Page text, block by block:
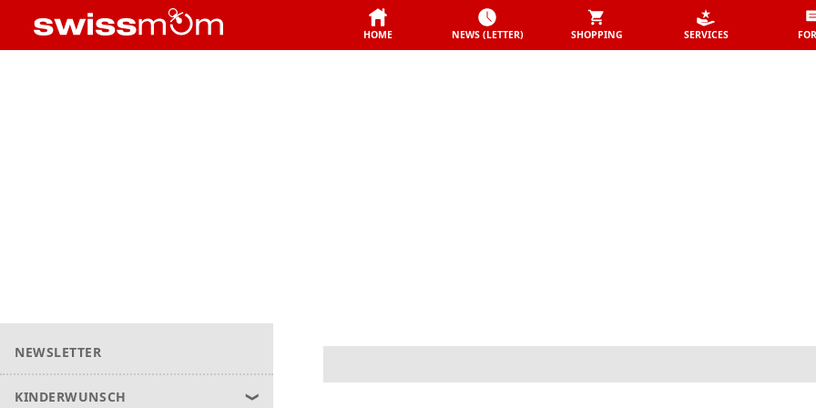
HOME NEWS (LETTER) SHOPPING SERVICES
NEWSLETTER
KINDERWUNSCH